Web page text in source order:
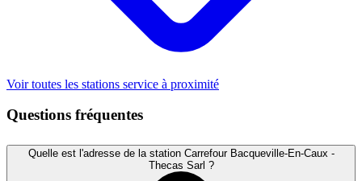
Voir toutes les stations service à proximité
Questions fréquentes
Quelle est l'adresse de la station Carrefour Bacqueville-En-Caux -
Thecas Sarl ?